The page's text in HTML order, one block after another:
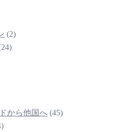
(2)
から他国へ (45)